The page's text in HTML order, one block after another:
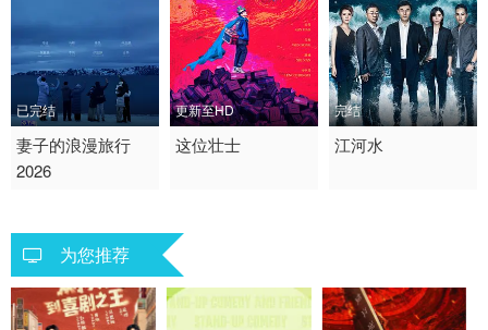
20251205小当家 20251206加更版 20251207趣叭叭
20251212特别篇 20251219特别篇 20251226特别篇
已完结
2026 / 中国大陆 / 汉语
普通话
妻子的浪漫旅行
2026
更新至HD
2025 / 中国大陆 / 汉语
这位壮士
完结
2018 / 大陆 / 国语
江河水
为您推荐